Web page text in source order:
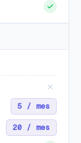
5 / mes
20 / mes